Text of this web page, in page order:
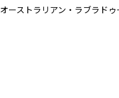
オーストラリアン・ラブラド